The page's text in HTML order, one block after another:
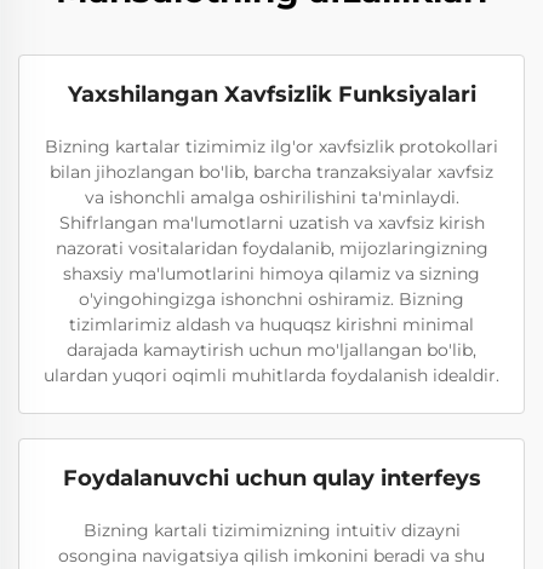
Yaxshilangan Xavfsizlik Funksiyalari
Bizning kartalar tizimimiz ilg'or xavfsizlik protokollari
bilan jihozlangan bo'lib, barcha tranzaksiyalar xavfsiz
va ishonchli amalga oshirilishini ta'minlaydi.
Shifrlangan ma'lumotlarni uzatish va xavfsiz kirish
nazorati vositalaridan foydalanib, mijozlaringizning
shaxsiy ma'lumotlarini himoya qilamiz va sizning
o'yingohingizga ishonchni oshiramiz. Bizning
tizimlarimiz aldash va huquqsz kirishni minimal
darajada kamaytirish uchun mo'ljallangan bo'lib,
ulardan yuqori oqimli muhitlarda foydalanish idealdir.
Foydalanuvchi uchun qulay interfeys
Bizning kartali tizimimizning intuitiv dizayni
osongina navigatsiya qilish imkonini beradi va shu